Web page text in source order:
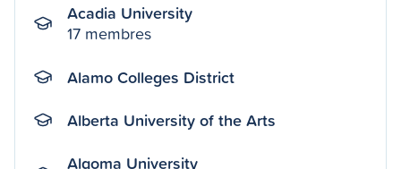
Acadia University
17 membres
Alamo Colleges District
Alberta University of the Arts
Algoma University